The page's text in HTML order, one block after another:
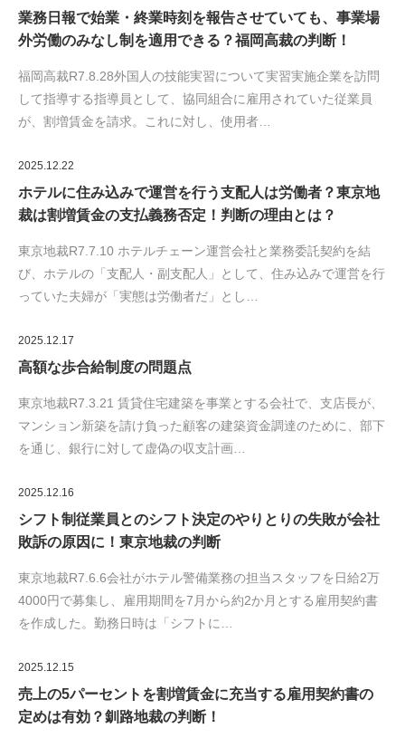
業務日報で始業・終業時刻を報告させていても、事業場
外労働のみなし制を適用できる？福岡高裁の判断！
福岡高裁R7.8.28外国人の技能実習について実習実施企業を訪問
して指導する指導員として、協同組合に雇用されていた従業員
が、割増賃金を請求。これに対し、使用者…
2025.12.22
ホテルに住み込みで運営を行う支配人は労働者？東京地
裁は割増賃金の支払義務否定！判断の理由とは？
東京地裁R7.7.10 ホテルチェーン運営会社と業務委託契約を結
び、ホテルの「支配人・副支配人」として、住み込みで運営を行
っていた夫婦が「実態は労働者だ」とし…
2025.12.17
高額な歩合給制度の問題点
東京地裁R7.3.21 賃貸住宅建築を事業とする会社で、支店長が、
マンション新築を請け負った顧客の建築資金調達のために、部下
を通じ、銀行に対して虚偽の収支計画…
2025.12.16
シフト制従業員とのシフト決定のやりとりの失敗が会社
敗訴の原因に！東京地裁の判断
東京地裁R7.6.6会社がホテル警備業務の担当スタッフを日給2万
4000円で募集し、雇用期間を7月から約2か月とする雇用契約書
を作成した。勤務日時は「シフトに…
2025.12.15
売上の5パーセントを割増賃金に充当する雇用契約書の
定めは有効？釧路地裁の判断！